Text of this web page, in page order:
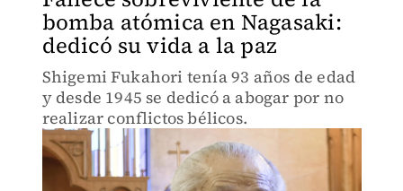
bomba atómica en Nagasaki:
dedicó su vida a la paz
Shigemi Fukahori tenía 93 años de edad
y desde 1945 se dedicó a abogar por no
realizar conflictos bélicos.